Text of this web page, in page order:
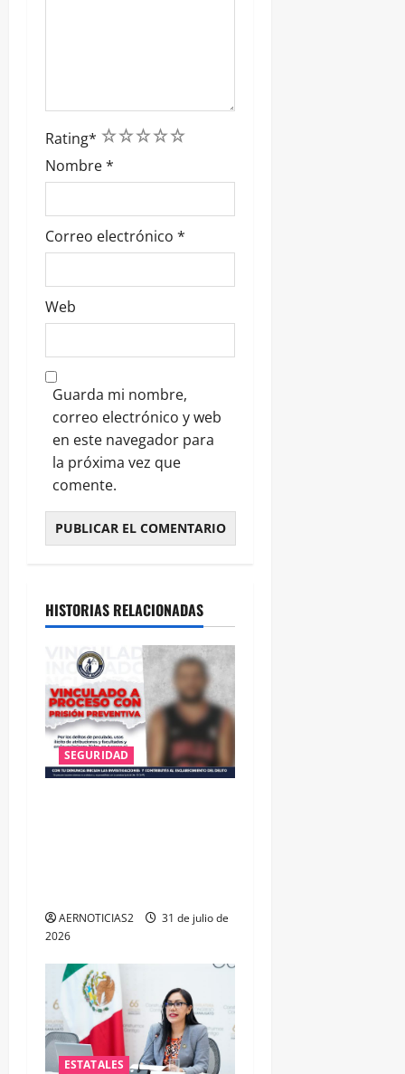
Rating* 5
4
3
2
1
Nombre*
Correo electrónico *
Web
Guarda mi nombre,
correo electrónico y web
en este navegador para
la próxima vez que
comente.
HISTORIAS RELACIONADAS
SEGURIDAD
AERNOTICIAS2
31 de julio de
2026
ESTATALES